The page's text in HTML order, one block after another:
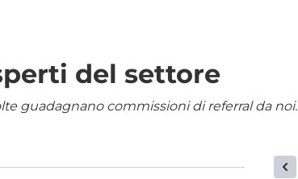
del settore
guadagnano commissioni di referral da noi.